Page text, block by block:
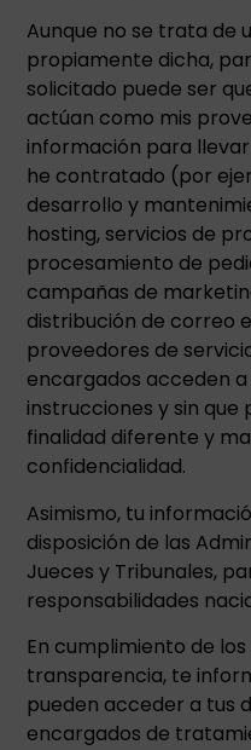
Aunque no se trata de
propiamente dicha,
solicitado puede ser
actúan como mis
información para
he contratado (por
desarrollo y
hosting, servicios de
procesamiento de
campañas de
distribución de correo
proveedores de
encargados acceden
instrucciones y sin que
finalidad diferente y
confidencialidad.
Asimismo, tu
disposición de las
Jueces y Tribunales,
responsabilidades
En cumplimiento de
transparencia, te
pueden acceder a tus
encargados de